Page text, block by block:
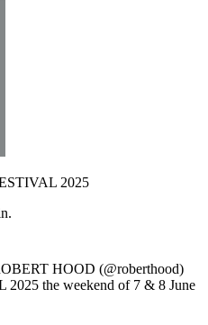
2025
HOOD (@roberthood)
2025 the weekend of 7 & 8 June